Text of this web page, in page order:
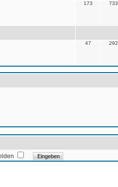
173 733
47 292